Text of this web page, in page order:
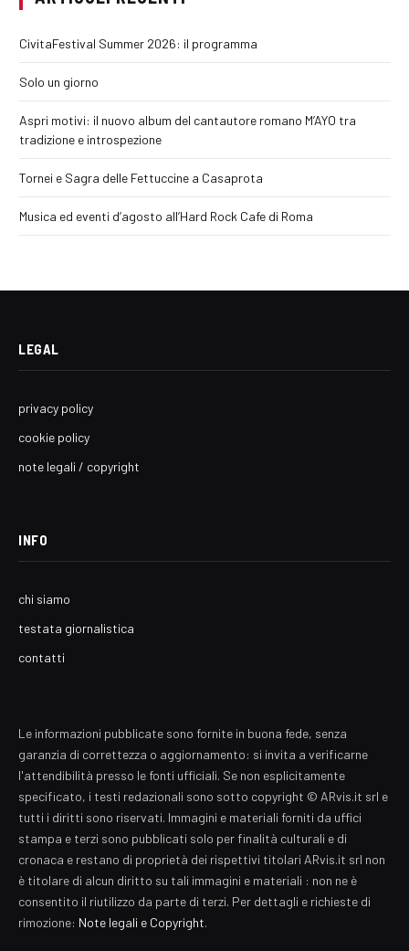
CivitaFestival Summer 2026: il programma
Solo un giorno
Aspri motivi: il nuovo album del cantautore romano M’AYO tra
tradizione e introspezione
Tornei e Sagra delle Fettuccine a Casaprota
Musica ed eventi d’agosto all’Hard Rock Cafe di Roma
LEGAL
privacy policy
cookie policy
note legali / copyright
INFO
chi siamo
testata giornalistica
contatti
Le informazioni pubblicate sono fornite in buona fede, senza
garanzia di correttezza o aggiornamento: si invita a verificarne
l'attendibilità presso le fonti ufficiali. Se non esplicitamente
specificato, i testi redazionali sono sotto copyright © ARvis.it srl e
tutti i diritti sono riservati. Immagini e materiali forniti da uffici
stampa e terzi sono pubblicati solo per finalità culturali e di
cronaca e restano di proprietà dei rispettivi titolari ARvis.it srl non
è titolare di alcun diritto su tali immagini e materiali : non ne è
consentito il riutilizzo da parte di terzi. Per dettagli e richieste di
rimozione: Note legali e Copyright.